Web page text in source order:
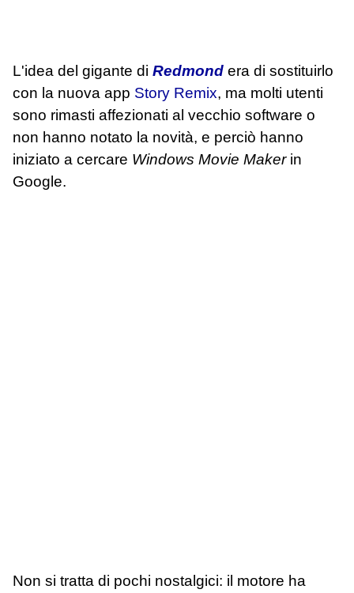
L'idea del gigante di Redmond era di sostituirlo
con la nuova app Story Remix, ma molti utenti
sono rimasti affezionati al vecchio software o
non hanno notato la novità, e perciò hanno
iniziato a cercare Windows Movie Makerin
Google.
Non si tratta di pochi nostalgici: il motore ha